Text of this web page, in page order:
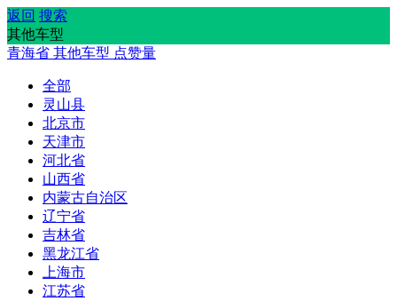
返回 搜索
其他车型
青海省 其他车型 点赞量
全部
灵山县
北京市
天津市
河北省
山西省
内蒙古自治区
辽宁省
吉林省
黑龙江省
上海市
江苏省